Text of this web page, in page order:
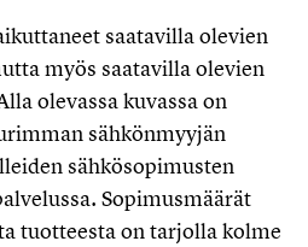
saatavilla olevien
myös saatavilla olevien
olevassa kuvassa on
sähkönmyyjän
sähkösopimusten
Sopimusmäärät
tuotteesta on tarjolla kolme